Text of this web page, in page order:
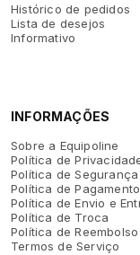
Histórico de pedidos
Lista de desejos
Informativo
INFORMAÇÕES
Sobre a Equipoline
Política de
Política de Segurança
Política de Pagamento
Política de Envio e
Política de Troca
Política de Reembolso
Termos de Serviço